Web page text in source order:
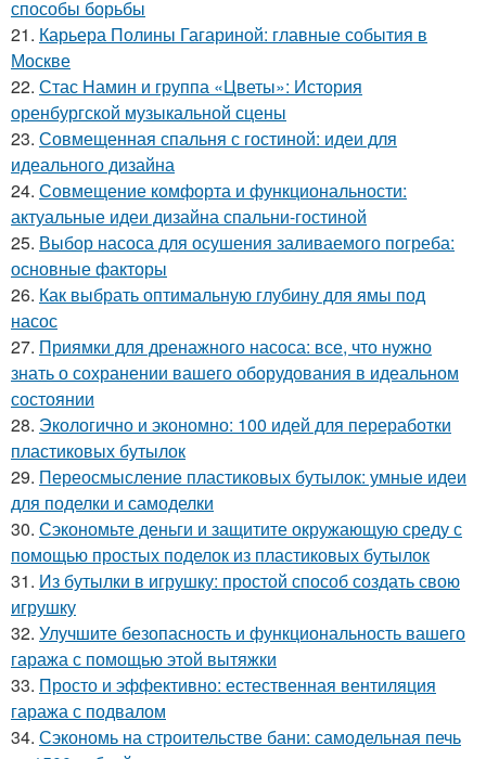
способы борьбы
21. Карьера Полины Гагариной: главные события в
Москве
22. Стас Намин и группа «Цветы»: История
оренбургской музыкальной сцены
23. Совмещенная спальня с гостиной: идеи для
идеального дизайна
24. Совмещение комфорта и функциональности:
актуальные идеи дизайна спальни-гостиной
25. Выбор насоса для осушения заливаемого погреба:
основные факторы
26. Как выбрать оптимальную глубину для ямы под
насос
27. Приямки для дренажного насоса: все, что нужно
знать о сохранении вашего оборудования в идеальном
состоянии
28. Экологично и экономно: 100 идей для переработки
пластиковых бутылок
29. Переосмысление пластиковых бутылок: умные идеи
для поделки и самоделки
30. Сэкономьте деньги и защитите окружающую среду с
помощью простых поделок из пластиковых бутылок
31. Из бутылки в игрушку: простой способ создать свою
игрушку
32. Улучшите безопасность и функциональность вашего
гаража с помощью этой вытяжки
33. Просто и эффективно: естественная вентиляция
гаража с подвалом
34. Сэкономь на строительстве бани: самодельная печь